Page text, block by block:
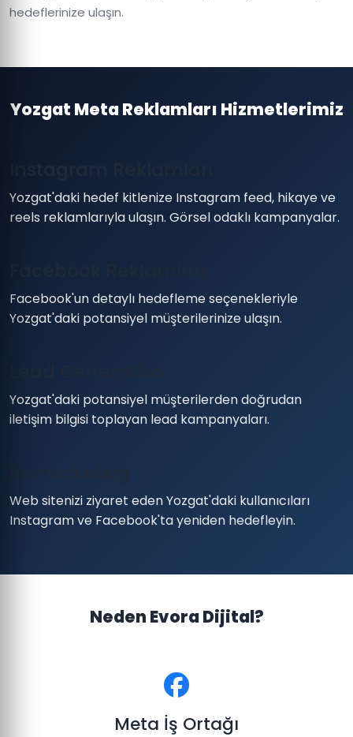
hedeflerinize ulaşın.
Yozgat Meta Reklamları Hizmetlerimiz
Yozgat'daki hedef kitlenize Instagram feed, hikaye ve
reels reklamlarıyla ulaşın. Görsel odaklı kampanyalar.
Facebook'un detaylı hedefleme seçenekleriyle
Yozgat'daki potansiyel müşterilerinize ulaşın.
Yozgat'daki potansiyel müşterilerden doğrudan
iletişim bilgisi toplayan lead kampanyaları.
Web sitenizi ziyaret eden Yozgat'daki kullanıcıları
Instagram ve Facebook'ta yeniden hedefleyin.
Neden Evora Dijital?
Meta İş Ortağı